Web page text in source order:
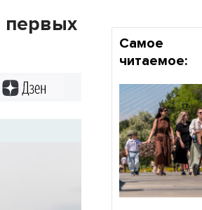
первых
Самое
читаемое: